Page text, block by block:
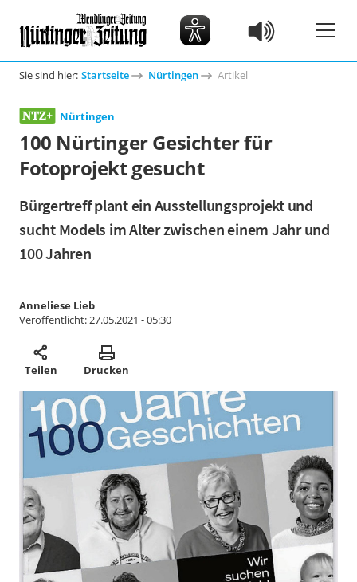
Sie sind hier: Startseite Nürtingen Artikel
Nürtingen
100 Nürtinger Gesichter für
Fotoprojekt gesucht
Bürgertreff plant ein Ausstellungsprojekt und
sucht Models im Alter zwischen einem Jahr und
100 Jahren
Anneliese Lieb
Veröffentlicht:27.05.2021 - 05:30
Teilen Drucken